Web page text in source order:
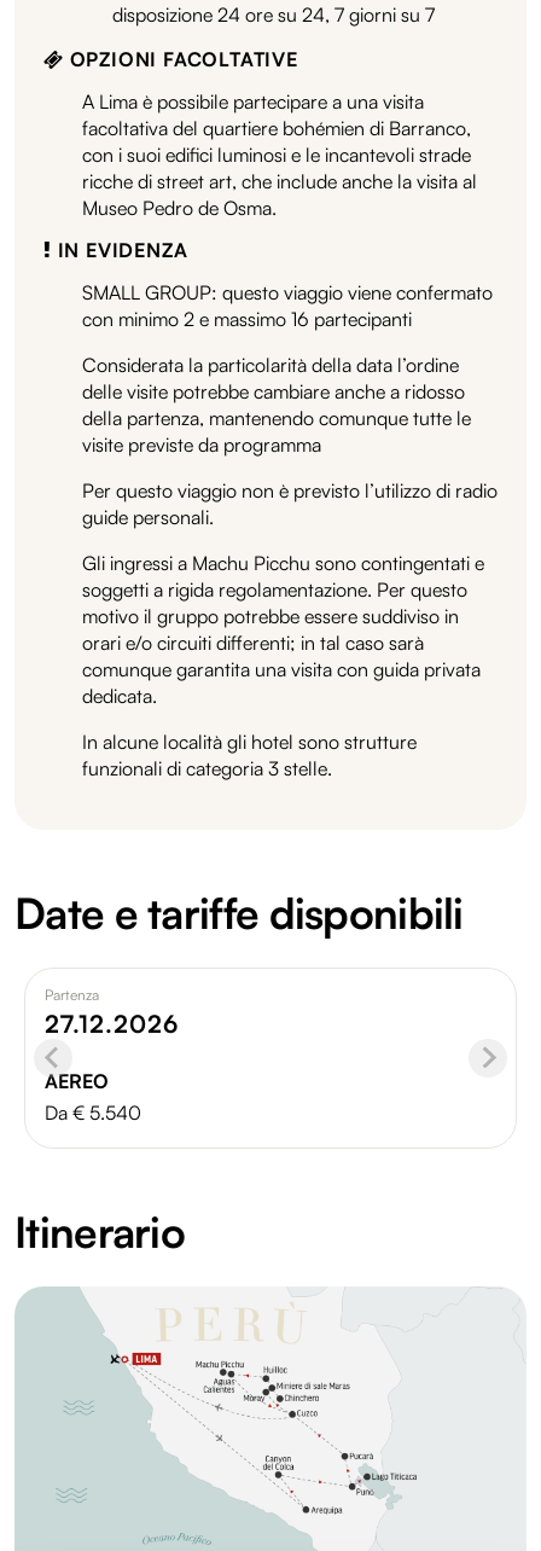
disposizione 24 ore su 24, 7 giorni su 7
OPZIONI FACOLTATIVE
A Lima è possibile partecipare a una visita
facoltativa del quartiere bohémien di Barranco,
con i suoi edifici luminosi e le incantevoli strade
ricche di street art, che include anche la visita al
Museo Pedro de Osma.
IN EVIDENZA
SMALL GROUP: questo viaggio viene confermato
con minimo 2 e massimo 16 partecipanti
Considerata la particolarità della data l’ordine
delle visite potrebbe cambiare anche a ridosso
della partenza, mantenendo comunque tutte le
visite previste da programma
Per questo viaggio non è previsto l’utilizzo di radio
guide personali.
Gli ingressi a Machu Picchu sono contingentati e
soggetti a rigida regolamentazione. Per questo
motivo il gruppo potrebbe essere suddiviso in
orari e/o circuiti differenti; in tal caso sarà
comunque garantita una visita con guida privata
dedicata.
In alcune località gli hotel sono strutture
funzionali di categoria 3 stelle.
Date e tariffe disponibili
Partenza
27.12.2026
AEREO
Da € 5.540
Itinerario